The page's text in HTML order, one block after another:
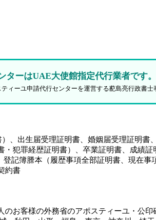
ターはUAE大使館指定代行業者です。
ーユ申請代行センターを運営する蓜島亮行政書
、出生届受理証明書、婚姻届受理証明
犯罪経歴証明書）、卒業証明書、成績証
登記簿謄本（履歴事項全部証明書、現在
約書
お客様の外務省のアポスティーユ・公